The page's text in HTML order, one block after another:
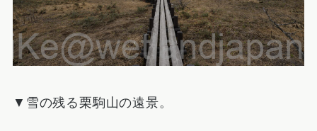
▼雪の残る栗駒山の遠景。